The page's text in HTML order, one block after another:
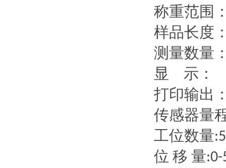
称重范围
样品长度
测量数量
显
示：
打印输出
传感器量
工位数量:5
位 移 量